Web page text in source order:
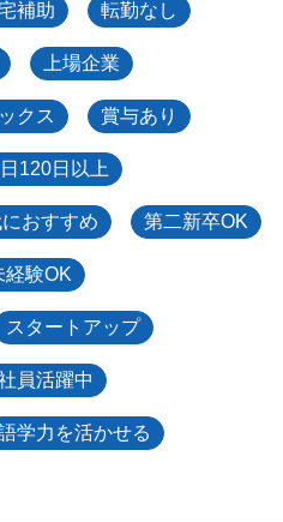
補助 転勤なし
上場企業
クス 賞与あり
120日以上
おすすめ 第二新卒OK
経験OK
スタートアップ
員活躍中
学力を活かせる